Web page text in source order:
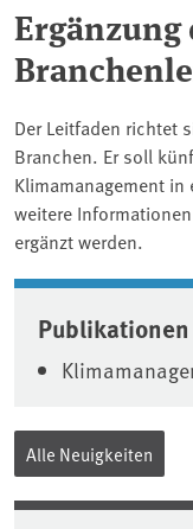
Der Leitfaden richtet
Branchen. Er soll
Klimamanagement
weitere
ergänzt werden.
Publikationen
Alle Neuigkeiten